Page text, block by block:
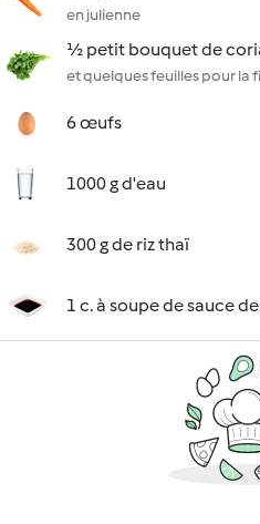
en julienne
½ petit bouquet de
et quelques feuilles pour la
6 œufs
1000 g d'eau
300 g de riz thaï
1 c. à soupe de sauce